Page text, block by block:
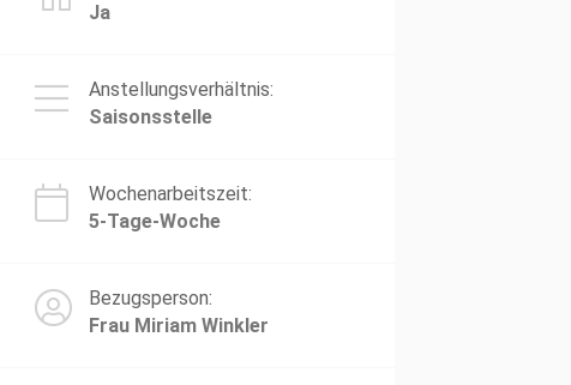
Ja
Anstellungsverhältnis:
Saisonsstelle
Wochenarbeitszeit:
5-Tage-Woche
Bezugsperson:
Frau Miriam Winkler